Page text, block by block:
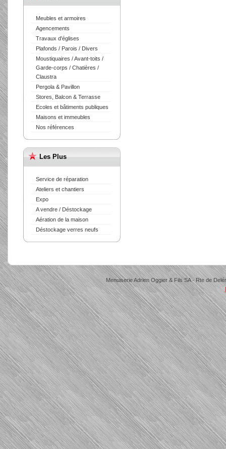
Meubles et armoires
Agencements
Travaux d'églises
Plafonds / Parois / Divers
Moustiquaires / Avant-toits /
Garde-corps / Chatières /
Claustra
Pergola & Pavillon
Stores, Balcon & Terrasse
Ecoles et bâtiments publiques
Maisons et immeubles
Nos références
Les Plus
Service de réparation
Ateliers et chantiers
Expo
A vendre / Déstockage
Aération de la maison
Déstockage verres neufs
Menuiserie Adrien Oggier & Fils SA - Rte de